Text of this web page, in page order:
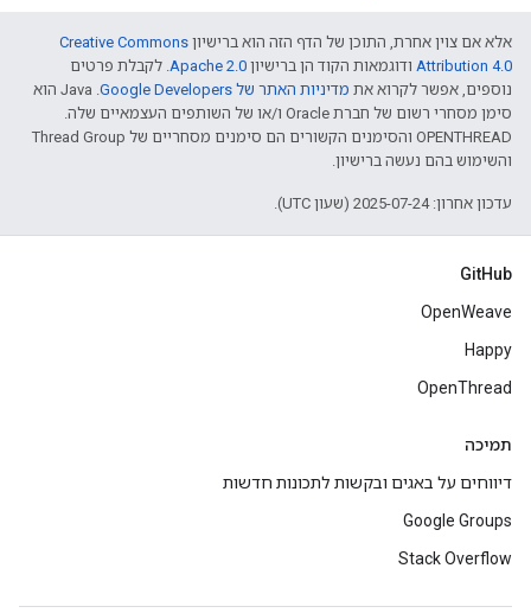
אלא אם צוין אחרת, התוכן של הדף הזה הוא ברישיון Creative Commons
Attribution 4.0‏ ודוגמאות הקוד הן ברישיון Apache 2.0‏. לקבלת פרטים
נוספים, אפשר לקרוא את מדיניות האתר של Google Developers‏
.‏ Java הוא
סימן מסחרי רשום של חברת Oracle ו/או של השותפים העצמאיים שלה.
‫OPENTHREAD והסימנים הקשורים הם סימנים מסחריים של Thread Group
והשימוש בהם נעשה ברישיון.
עדכון אחרון: 2025-07-24 (שעון UTC).
GitHub
OpenWeave
Happy
OpenThread
תמיכה
דיווחים על באגים ובקשות לתכונות חדשות
Google Groups
Stack Overflow